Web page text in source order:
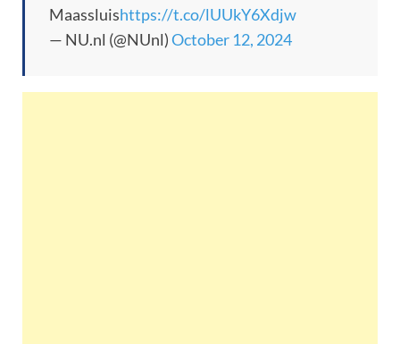
Maassluishttps://t.co/lUUkY6Xdjw
— NU.nl (@NUnl)October 12, 2024